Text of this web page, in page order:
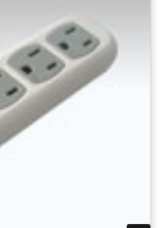
Indicator
異常電壓脈波,保持電
使用壽命；
Circuit
使用超過最大容量,請
,等一分鐘後再
常使用;可在不使用電